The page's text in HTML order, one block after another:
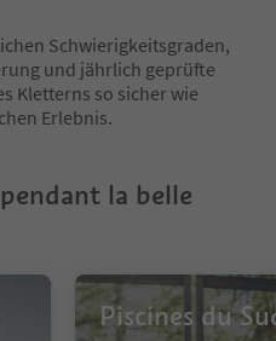
Schwierigkeitsgraden,
und jährlich geprüfte
Kletterns so sicher wie
Erlebnis.
la belle
Piscines du